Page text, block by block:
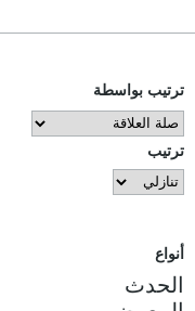
ترتيب بواسطة
ترتيب
أنواع
الحدث